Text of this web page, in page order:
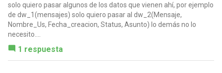
solo quiero pasar algunos de los datos que vienen ahí, por ejemplo
de dw_1(mensajes) solo quiero pasar al dw_2(Mensaje,
Nombre_Us, Fecha_creacion, Status, Asunto) lo demás no lo
necesito....
1 respuesta